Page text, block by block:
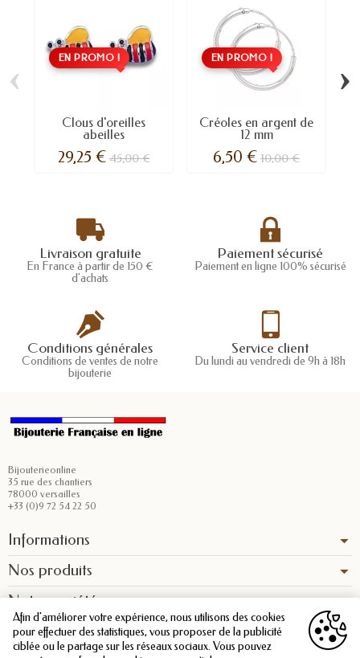
EN PROMO !
Clous d'oreilles
abeilles
29,25 €45,00 €
EN PROMO !
Créoles en argent de
12 mm
6,50 € 10,00 €
‹ ›
Livraison gratuite
En France à partir de 150 €
d'achats
Paiement sécurisé
Paiement en ligne 100% sécurisé
Conditions générales
Conditions de ventes de notre
bijouterie
Service client
Du lundi au vendredi de 9h à 18h
Bijouterieonline
35 rue des chantiers
78000 versailles
+33 (0)9 72 54 22 50
Informations
Nos produits
Notre société
Afin d'améliorer votre expérience, nous utilisons des cookies
pour effectuer des statistiques, vous proposer de la publicité
ciblée ou le partage sur les réseaux sociaux. Vous pouvez